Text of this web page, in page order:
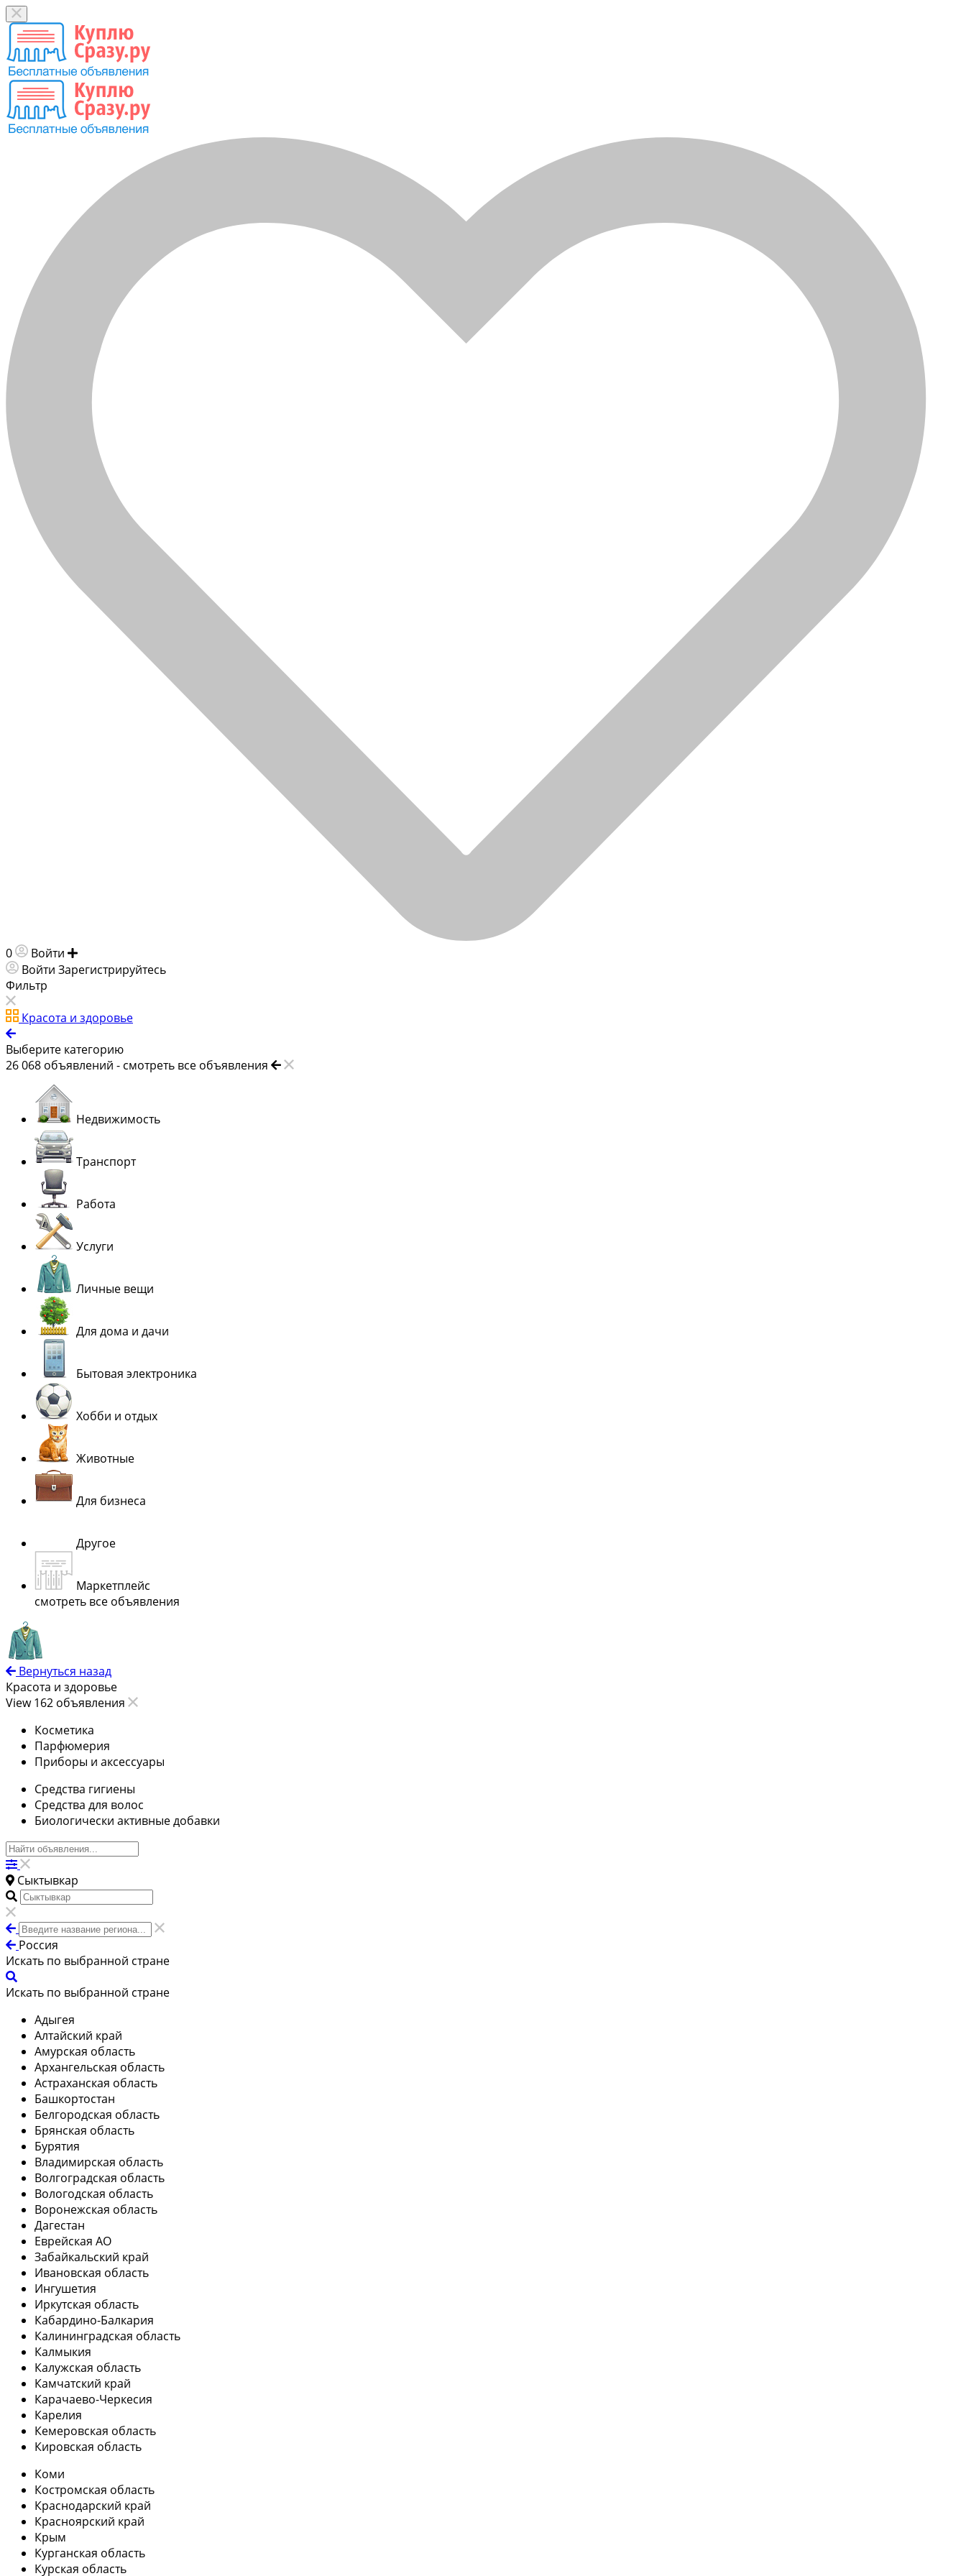
0 Войти
Войти Зарегистрируйтесь
Фильтр
Красота и здоровье
Выберите категорию
26 068 объявлений - смотреть все объявления
Недвижимость
Транспорт
Работа
Услуги
Личные вещи
Для дома и дачи
Бытовая электроника
Хобби и отдых
Животные
Для бизнеса
Другое
Маркетплейс
смотреть все объявления
Вернуться назад
Красота и здоровье
View 162 объявления
Косметика
Парфюмерия
Приборы и аксессуары
Средства гигиены
Средства для волос
Биологически активные добавки
Сыктывкар
Россия
Искать по выбранной стране
Искать по выбранной стране
Адыгея
Алтайский край
Амурская область
Архангельская область
Астраханская область
Башкортостан
Белгородская область
Брянская область
Бурятия
Владимирская область
Волгоградская область
Вологодская область
Воронежская область
Дагестан
Еврейская АО
Забайкальский край
Ивановская область
Ингушетия
Иркутская область
Кабардино-Балкария
Калининградская область
Калмыкия
Калужская область
Камчатский край
Карачаево-Черкесия
Карелия
Кемеровская область
Кировская область
Коми
Костромская область
Краснодарский край
Красноярский край
Крым
Курганская область
Курская область